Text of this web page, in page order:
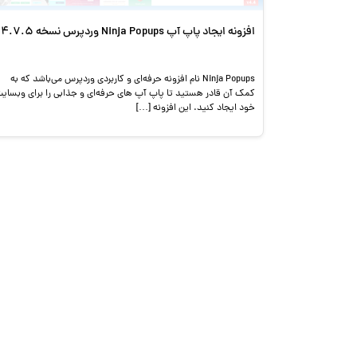
افزونه ایجاد پاپ آپ Ninja Popups وردپرس نسخه 4.7.5
Ninja Popups نام افزونه حرفه‌ای و کاربردی وردپرس می‌باشد که به
کمک آن قادر هستید تا پاپ آپ های حرفه‌ای و جذابی را برای
خود ایجاد کنید. این افزونه […]